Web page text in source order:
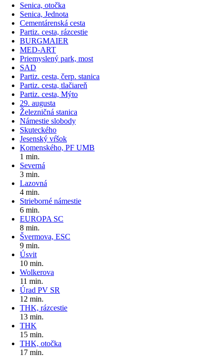
Senica, otočka
Senica, Jednota
Cementárenská cesta
Partiz. cesta, rázcestie
BURGMAIER
MED-ART
Priemyslený park, most
SAD
Partiz. cesta, čerp. stanica
Partiz. cesta, tlačiareň
Partiz. cesta, Mýto
29. augusta
Železničná stanica
Námestie slobody
Skuteckého
Jesenský vŕšok
Komenského, PF UMB
1 min.
Severná
3 min.
Lazovná
4 min.
Strieborné námestie
6 min.
EUROPA SC
8 min.
Švermova, ESC
9 min.
Úsvit
10 min.
Wolkerova
11 min.
Úrad PV SR
12 min.
THK, rázcestie
13 min.
THK
15 min.
THK, otočka
17 min.